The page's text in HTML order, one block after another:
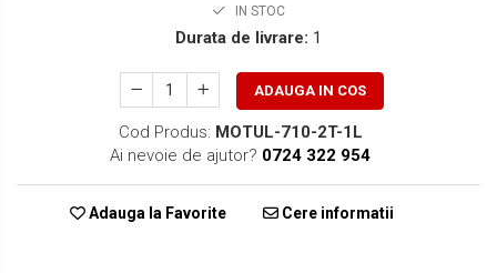
IN STOC
Durata de livrare: 1
ADAUGA IN COS
Cod Produs: MOTUL-710-2T-1L
Ai nevoie de ajutor? 0724 322 954
Adauga la Favorite Cere informatii